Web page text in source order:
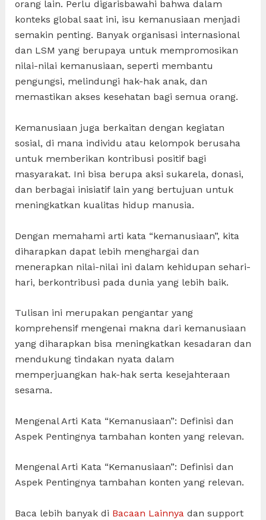
orang lain. Perlu digarisbawahi bahwa dalam
konteks global saat ini, isu kemanusiaan menjadi
semakin penting. Banyak organisasi internasional
dan LSM yang berupaya untuk mempromosikan
nilai-nilai kemanusiaan, seperti membantu
pengungsi, melindungi hak-hak anak, dan
memastikan akses kesehatan bagi semua orang.
Kemanusiaan juga berkaitan dengan kegiatan
sosial, di mana individu atau kelompok berusaha
untuk memberikan kontribusi positif bagi
masyarakat. Ini bisa berupa aksi sukarela, donasi,
dan berbagai inisiatif lain yang bertujuan untuk
meningkatkan kualitas hidup manusia.
Dengan memahami arti kata “kemanusiaan”, kita
diharapkan dapat lebih menghargai dan
menerapkan nilai-nilai ini dalam kehidupan sehari-
hari, berkontribusi pada dunia yang lebih baik.
Tulisan ini merupakan pengantar yang
komprehensif mengenai makna dari kemanusiaan
yang diharapkan bisa meningkatkan kesadaran dan
mendukung tindakan nyata dalam
memperjuangkan hak-hak serta kesejahteraan
sesama.
Mengenal Arti Kata “Kemanusiaan”: Definisi dan
Aspek Pentingnya tambahan konten yang relevan.
Mengenal Arti Kata “Kemanusiaan”: Definisi dan
Aspek Pentingnya tambahan konten yang relevan.
Baca lebih banyak di Bacaan Lainnyadan support